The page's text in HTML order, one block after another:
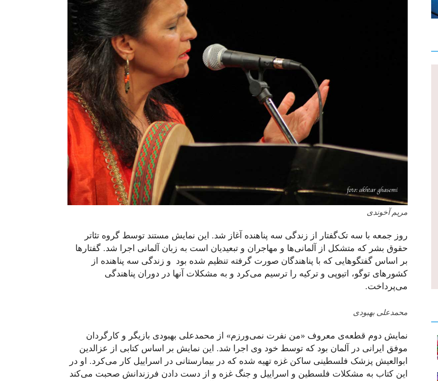
مریم آخوندی
روز جمعه با سه تک‌گفتار از زندگی سه پناهنده آغاز شد. این نمایش مستند توسط گروه تئاتر
حقوق بشر که متشکل از آلمانی‌ها و مهاجران و تبعیدیان است به زبان آلمانی اجرا شد. گفتارها
بر اساس گفتگوهایی که با پناهندگان صورت گرفته تنظیم شده بود و زندگی سه پناهنده از
کشورهای توگو، اتیوپی و ترکیه را ترسیم می‌کرد و به مشکلات آنها در دوران پناهندگی
می‌پرداخت.
محمدعلی بهبودی
نمایش دوم قطعه‌ی معروف «من نفرت نمی‌ورزم» از محمدعلی بهبودی بازیگر و کارگردان
موفق ایرانی در آلمان بود که توسط خود وی اجرا شد. این نمایش بر اساس کتابی از عزالدین
ابوالعیش پزشک فلسطینی ساکن غزه تهیه شده که در بیمارستانی در اسراییل کار می‌کرد. او در
این کتاب به مشکلات فلسطین و اسراییل و جنگ غزه و از دست دادن فرزندانش صحبت می‌کند